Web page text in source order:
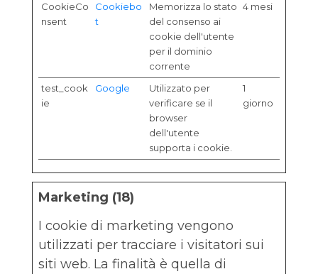
CookieCo
nsent
Cookiebo
t
Memorizza lo stato
del consenso ai
cookie dell'utente
per il dominio
corrente
4 mesi
test_cook
ie
Google
Utilizzato per
verificare se il
browser
dell'utente
supporta i cookie.
1
giorno
Marketing (18)
I cookie di marketing vengono
utilizzati per tracciare i visitatori sui
siti web. La finalità è quella di